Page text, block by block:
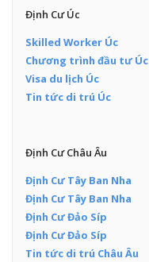
Định Cư Úc
Skilled Worker Úc
Chương trình đầu tư Úc
Visa du lịch Úc
Tin tức di trú Úc
Định Cư Châu Âu
Định Cư Tây Ban Nha
Định Cư Tây Ban Nha
Định Cư Đảo Síp
Định Cư Đảo Síp
Tin tức di trú Châu Âu